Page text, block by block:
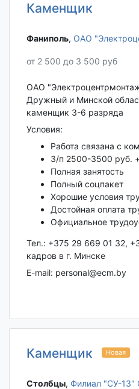
Каменщик
Фаниполь‎, ОАО
от 2 500 до 3 500 руб
ОАО
Дружный и Минской
каменщик 3-6 разряда
Условия:
Работа связана с
З/п 2500-3500 руб.
Полная занятость
Полный соцпакет
Хорошие условия
Достойная оплата
Официальное
Тел.: +375 29 669 01 32,
кадров в г. Минске
E-mail: personal@ecm.by
Каменщик Новая
Столбцы‎, Филиал "СУ-